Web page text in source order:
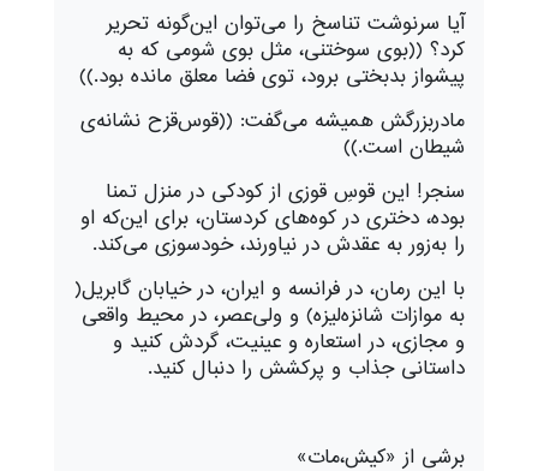
آیا سرنوشت تناسخ را می‌توان این‌گونه تحریر
کرد؟ ((بوی سوختنی، مثل بوی شومی که به
پیشواز بدبختی برود، توی فضا معلق مانده بود.))
مادربزرگش همیشه می‌گفت: ((قوس‌قزح نشانه‌ی
شیطان است.))
سنجر! این قوسِ قوزی از کودکی در منزل تمنا
بوده، دختری در کوه‌های کردستان، برای این‌که او
را به‌زور به عقدش در نیاورند، خودسوزی می‌کند.
با این رمان، در فرانسه و ایران، در خیابان گابریل(
به موازات شانزه‌لیزه) و ولی‌عصر، در محیط واقعی
و مجازی، در استعاره و عینیت، گردش کنید و
داستانی جذاب و پرکشش را دنبال کنید.
برشی از «کیش،مات»